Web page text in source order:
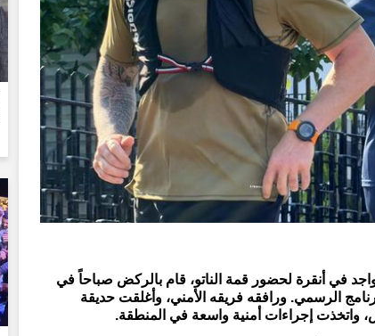
في أنقرة لحضور قمة الناتو، قام بالركض صباحاً في
الرسمي. ورافقه فريقه الأمني، وأغلقت حديقة
واتخذت إجراءات أمنية واسعة في المنطقة.